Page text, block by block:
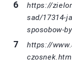
https://
sad/17314-
sposobow-
https://